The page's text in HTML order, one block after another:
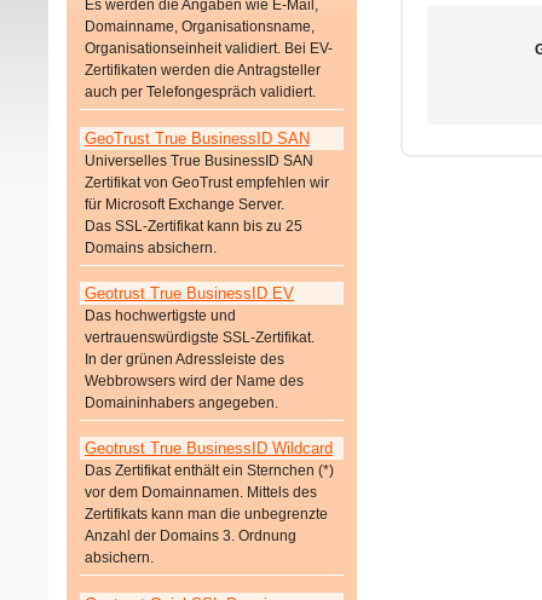
Es werden die Angaben wie E-Mail,
Domainname, Organisationsname,
Organisationseinheit validiert. Bei EV-
Zertifikaten werden die Antragsteller
auch per Telefongespräch validiert.
GeoTrust True BusinessID SAN
Universelles True BusinessID SAN
Zertifikat von GeoTrust empfehlen wir
für Microsoft Exchange Server.
Das SSL-Zertifikat kann bis zu 25
Domains absichern.
Geotrust True BusinessID EV
Das hochwertigste und
vertrauenswürdigste SSL-Zertifikat.
In der grünen Adressleiste des
Webbrowsers wird der Name des
Domaininhabers angegeben.
Geotrust True BusinessID Wildcard
Das Zertifikat enthält ein Sternchen (*)
vor dem Domainnamen. Mittels des
Zertifikats kann man die unbegrenzte
Anzahl der Domains 3. Ordnung
absichern.